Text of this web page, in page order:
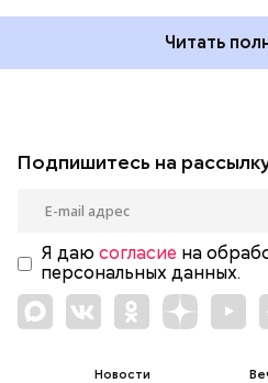
Читать
Подпишитесь на
Я даю согласие на
персональных данных.
Новости